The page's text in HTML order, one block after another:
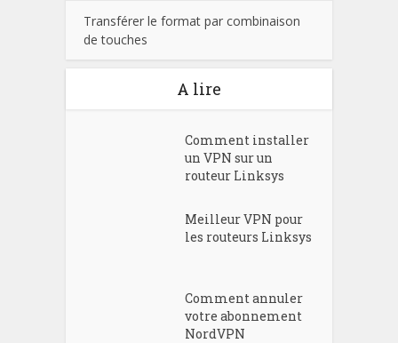
Transférer le format par combinaison
de touches
A lire
Comment installer
un VPN sur un
routeur Linksys
Meilleur VPN pour
les routeurs Linksys
Comment annuler
votre abonnement
NordVPN